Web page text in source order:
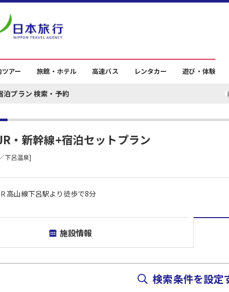
ツアー 旅館・ホテル 高速バス レンタカー 遊び・体験
泊プラン 検索・予約
・新幹線+宿泊セットプラン
下呂温泉]
高山線下呂駅より徒歩で8分
施設情報
検索条件を設定